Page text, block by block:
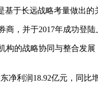
于长远战略考量做出的
，并于2017年成功登陆
的战略协同与整合发
利润18.92亿元，同比